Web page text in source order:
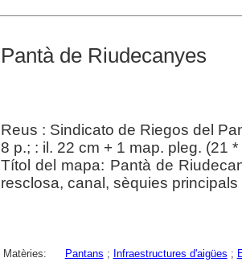
Pantà de Riudecanyes
Reus : Sindicato de Riegos del
8 p.; : il. 22 cm + 1 map. pleg. (21
Títol del mapa: Pantà de
resclosa, canal, sèquies
Matèries: Pantans ; Infraestructures d'aigües ;